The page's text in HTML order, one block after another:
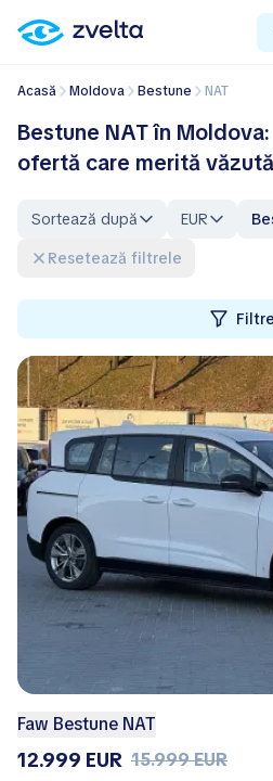
Acasă Moldova Bestune NAT
Bestune NAT în
ofertă care merită văzută
Sortează după EUR
Resetează filtrele
Filtre
Faw Bestune NAT
12.999 EUR 15.999 EUR